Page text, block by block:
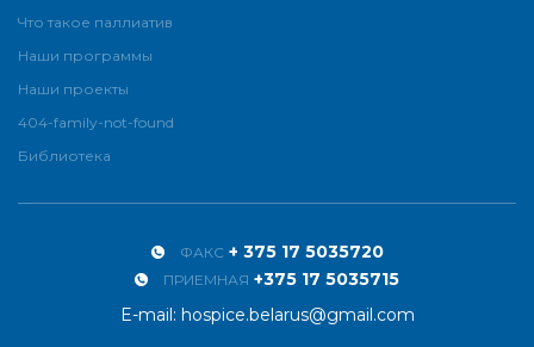
Что такое паллиатив
Наши программы
Наши проекты
404-family-not-found
Библиотека
ФАКС + 375 17 5035720
ПРИЕМНАЯ +375 17 5035715
E-mail: hospice.belarus@gmail.com